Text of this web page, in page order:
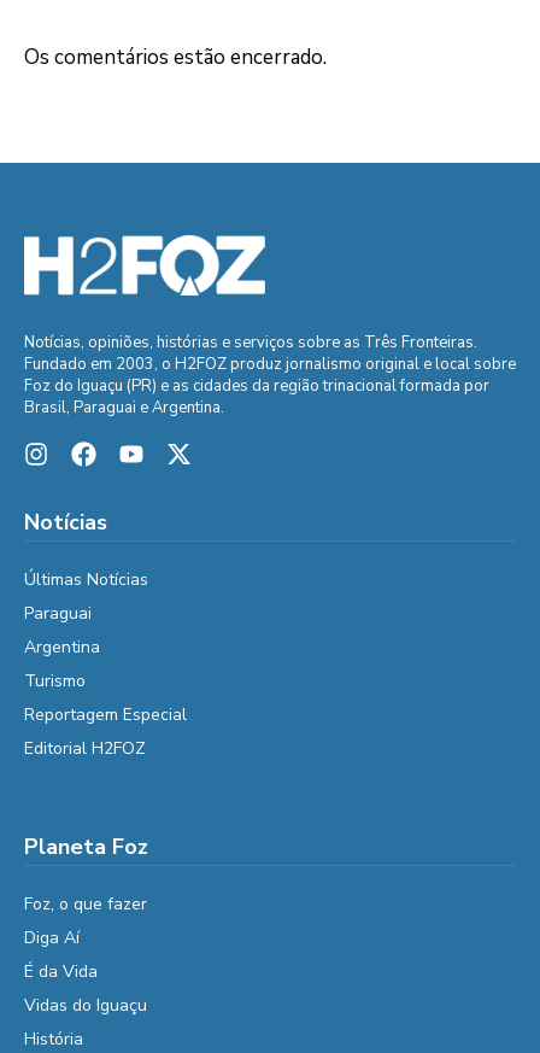
Os comentários estão encerrado.
Notícias, opiniões, histórias e serviços sobre as Três Fronteiras.
Fundado em 2003, o H2FOZ produz jornalismo original e local sobre
Foz do Iguaçu (PR) e as cidades da região trinacional formada por
Brasil, Paraguai e Argentina.
Notícias
Últimas Notícias
Paraguai
Argentina
Turismo
Reportagem Especial
Editorial H2FOZ
Planeta Foz
Foz, o que fazer
Diga Aí
É da Vida
Vidas do Iguaçu
História